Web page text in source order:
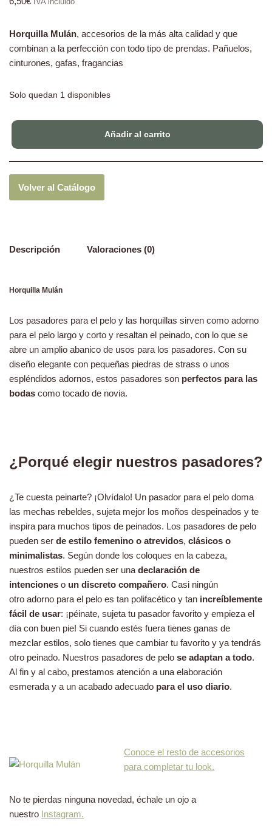
IVA incluido
Horquilla Mulán, accesorios de la más alta calidad y que
combinan a la perfección con todo tipo de prendas. Pañuelos,
cinturones, gafas, fragancias
Solo quedan 1 disponibles
Añadir al carrito
Volver al Catálogo
Descripción Valoraciones (0)
Horquilla Mulán
Los pasadores para el pelo y las horquillas sirven como adorno
para el pelo largo y corto y resaltan el peinado, con lo que se
abre un amplio abanico de usos para los pasadores. Con su
diseño elegante con pequeñas piedras de strass o unos
espléndidos adornos, estos pasadores son perfectos para las
bodas como tocado de novia.
¿Porqué elegir nuestros pasadores?
¿Te cuesta peinarte? ¡Olvídalo! Un pasador para el pelo doma
las mechas rebeldes, sujeta mejor los moños despeinados y te
inspira para muchos tipos de peinados. Los pasadores de pelo
pueden ser de estilo femenino o atrevidos, clásicos o
minimalistas. Según donde los coloques en la cabeza,
nuestros estilos pueden ser una declaración de
intenciones o un discreto compañero. Casi ningún
otro adorno para el pelo es tan polifacético y tan increíblemente
fácil de usar: ¡péinate, sujeta tu pasador favorito y empieza el
día con buen pie! Si cuando estés fuera tienes ganas de
mezclar estilos, solo tienes que cambiar tu favorito y ya tendrás
otro peinado. Nuestros pasadores de pelo se adaptan a todo.
Al fin y al cabo, prestamos atención a una elaboración
esmerada y a un acabado adecuado para el uso diario.
Conoce el resto de accesorios
para completar tu look.
No te pierdas ninguna novedad, échale un ojo a
nuestro Instagram.